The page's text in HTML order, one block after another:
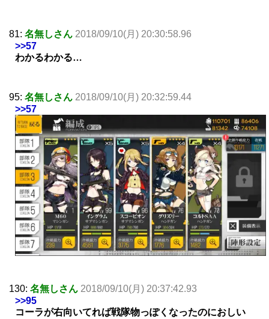
81: 名無しさん 2018/09/10(月) 20:30:58.96
>>57
わかるわかる…
95: 名無しさん 2018/09/10(月) 20:32:59.44
>>57
130: 名無しさん 2018/09/10(月) 20:37:42.93
>>95
コーラが右向いてれば戦隊物っぽくなったのにおしい